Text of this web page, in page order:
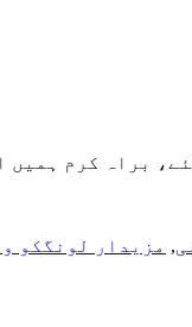
ای میل چھوڑ دیں اور
, مزیدار لونگکو